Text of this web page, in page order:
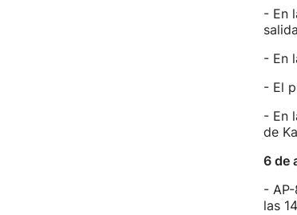
- En
- En
- El
- En
de
6 de
-
las